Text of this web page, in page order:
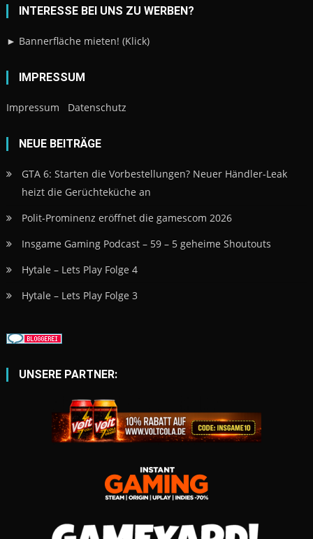
INTERESSE BEI UNS ZU WERBEN?
► Bannerfläche mieten! (Klick)
IMPRESSUM
Impressum Datenschutz
NEUE BEITRÄGE
GTA 6: Starten die Vorbestellungen? Neuer Händler-Leak
heizt die Gerüchteküche an
Polit-Prominenz eröffnet die gamescom 2026
Insgame Gaming Podcast – 59 – 5 geheime Shoutouts
Hytale – Lets Play Folge 4
Hytale – Lets Play Folge 3
UNSERE PARTNER: